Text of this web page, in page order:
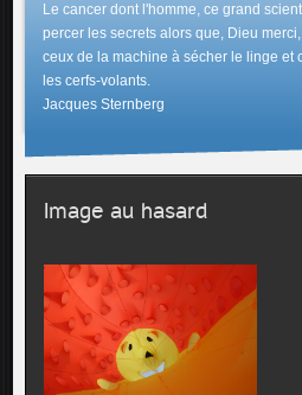
Le cancer dont l'homme, ce grand
percer les secrets alors que, Dieu
ceux de la machine à sécher le linge et
les cerfs-volants.
Jacques Sternberg
Image au hasard